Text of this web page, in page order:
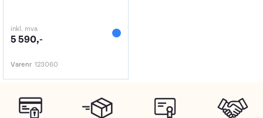
inkl. mva
5 590,-
Varenr 123060